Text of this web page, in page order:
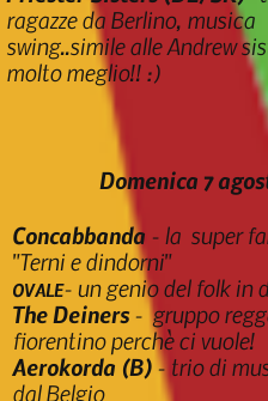
ragazze da Berlino, musica
swing..simile alle Andrew
molto meglio!! :)
Domenica 7
Concabbanda - la super
"Terni e dindorni"
OVALE- un genio del folk in
The Deiners- gruppo
fiorentino perchè ci vuole!
Aerokorda (B)- trio di
dal Belgio